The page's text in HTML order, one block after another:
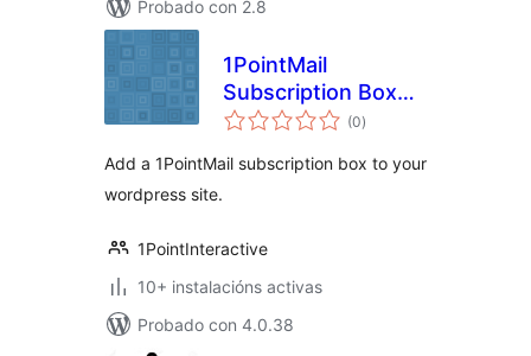
Probado con 2.8
1PointMail
Subscription Box
for WordPress
(0valoracións
totais
)
Add a 1PointMail subscription box to your
wordpress site.
1PointInteractive
10+ instalacións activas
Probado con 4.0.38